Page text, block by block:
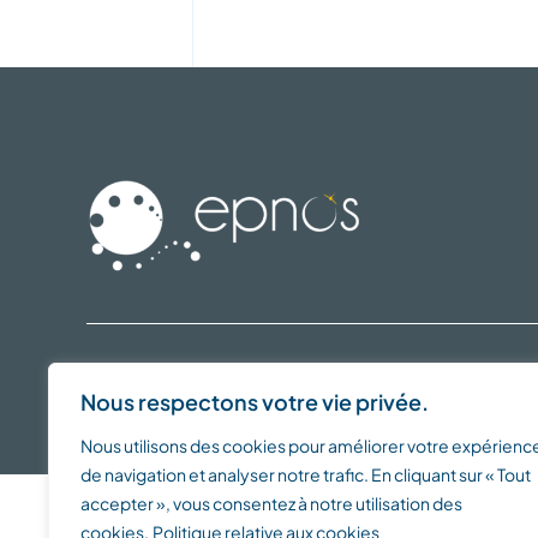
Nous respectons votre vie privée.
Nous utilisons des cookies pour améliorer votre
de navigation et analyser notre trafic. En cliquant sur « Tout
accepter », vous consentez à notre utilisation des
cookies. Politique relative aux cookies
© 2016 - 2026 •EPNOSest unService de PSASS• Tous droits